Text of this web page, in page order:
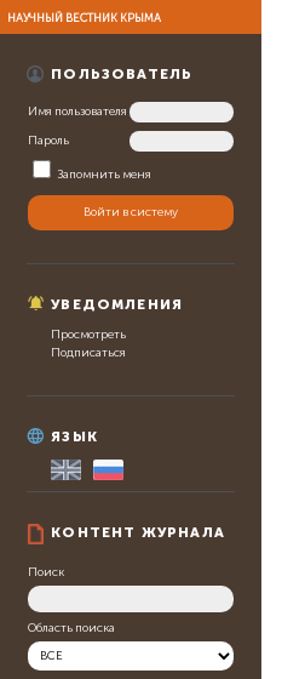
НАУЧНЫЙ ВЕСТНИК КРЫМА
ПОЛЬЗОВАТЕЛЬ
Имя пользователя
Пароль
Запомнить меня
УВЕДОМЛЕНИЯ
Просмотреть
Подписаться
ЯЗЫК
КОНТЕНТ ЖУРНАЛА
Поиск
Область поиска